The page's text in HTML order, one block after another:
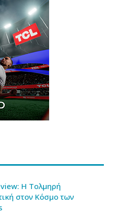
Η Τολμηρή
στον Κόσμο των